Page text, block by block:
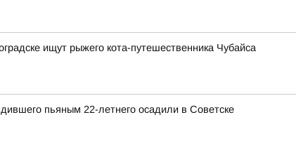
ищут рыжего кота-путешественника Чубайса
пьяным 22-летнего осадили в Советске